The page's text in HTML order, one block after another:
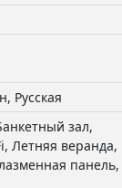
Русская
зал,
Летняя веранда,
панель,